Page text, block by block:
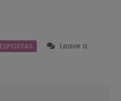
Leave a